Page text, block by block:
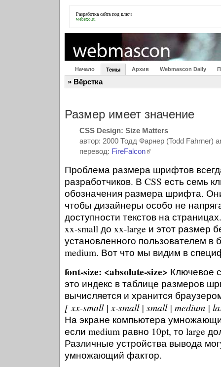
Разработка сайта под ключ
webexo.ru
Начало Темы Архив Webmascon Daily
» Вёрстка
Размер имеет значение
CSS Design: Size Matters
автор: 2000 Тодд Фарнер (Todd Fahrner)
перевод: FireFalcon
Проблема размера шрифтов
разработчиков. В CSS есть семь
обозначения размера шрифта.
чтобы дизайнеры особо не
доступности текстов на
xx-small до xx-large и этот размер
установленного пользователем в
medium. Вот что мы видим в
font-size: <absolute-size> Ключевое
это индекс в таблице размеров
вычисляется и хранится
[ xx-small | x-small | small | medium |
На экране компьютера
если medium равно 10pt, то large
Различные устройства вывода
умножающий фактор.